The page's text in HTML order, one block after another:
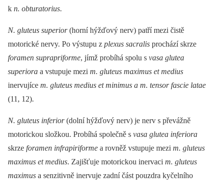
k n. obturatorius.
N. gluteus superior(horní hýžďový nerv) patří mezi čistě
motorické nervy. Po výstupu z plexus sacralis prochází skrze
foramen suprapriforme, jímž probíhá spolu s vasa glutea
superiora a vstupuje mezi m. gluteus maximus et medius
inervujíce m. gluteus medius et minimus a m. tensor fascie latae
(11, 12).
N. gluteus inferior(dolní hýžďový nerv) je nerv s převážně
motorickou složkou. Probíhá společně s vasa glutea inferiora
skrze foramen infrapiriforme a rovněž vstupuje mezi m. gluteus
maximus et medius. Zajišťuje motorickou inervaci m. gluteus
maximus a senzitivně inervuje zadní část pouzdra kyčelního